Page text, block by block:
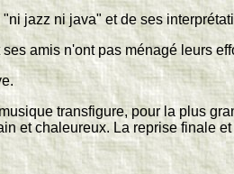
jazz ni java" et de ses
amis n'ont pas ménagé leurs
transfigure, pour la plus
et chaleureux. La reprise finale